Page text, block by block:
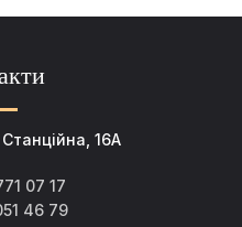
16А
07 17
46 79